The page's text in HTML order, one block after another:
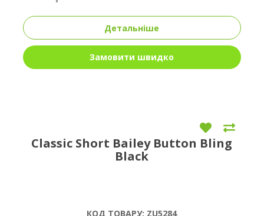
Детальніше
Замовити швидко
Classic Short Bailey Button Bling
Black
КОД ТОВАРУ: ZU5284